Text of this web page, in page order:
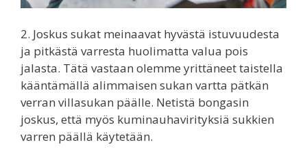
2. Joskus sukat meinaavat hyvästä istuvuudesta
ja pitkästä varresta huolimatta valua pois
jalasta. Tätä vastaan olemme yrittäneet taistella
kääntämällä alimmaisen sukan vartta pätkän
verran villasukan päälle. Netistä bongasin
joskus, että myös kuminauhavirityksiä sukkien
varren päällä käytetään.